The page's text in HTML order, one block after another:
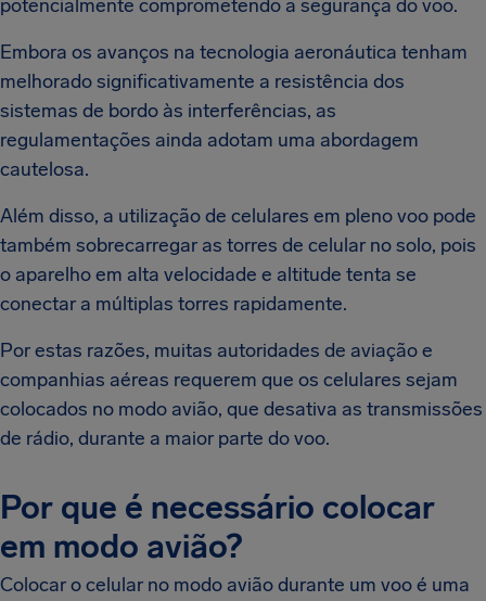
potencialmente comprometendo a segurança do voo.
Embora os avanços na tecnologia aeronáutica tenham
melhorado significativamente a resistência dos
sistemas de bordo às interferências, as
regulamentações ainda adotam uma abordagem
cautelosa.
Além disso, a utilização de celulares em pleno voo pode
também sobrecarregar as torres de celular no solo, pois
o aparelho em alta velocidade e altitude tenta se
conectar a múltiplas torres rapidamente.
Por estas razões, muitas autoridades de aviação e
companhias aéreas requerem que os celulares sejam
colocados no modo avião, que desativa as transmissões
de rádio, durante a maior parte do voo.
Por que é necessário colocar
em modo avião?
Colocar o celular no modo avião durante um voo é uma